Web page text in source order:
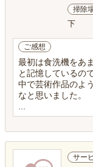
掃除
下
ご感想
最初は食洗機をあ
と記憶しているの
中で芸術作品のよ
なと思いました。
サー